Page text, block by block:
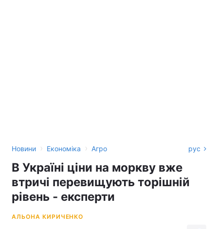
Новини › Економіка › Агро рус
В Україні ціни на моркву вже
втричі перевищують торішній
рівень - експерти
АЛЬОНА КИРИЧЕНКО